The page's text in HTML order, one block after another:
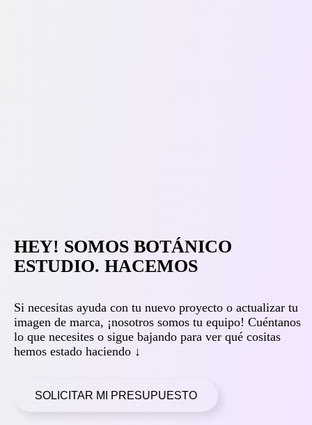
HEY! SOMOS BOTÁNICO
ESTUDIO. HACEMOS
Si necesitas ayuda con tu nuevo proyecto o actualizar tu
imagen de marca, ¡nosotros somos tu equipo! Cuéntanos
lo que necesites o sigue bajando para ver qué cositas
hemos estado haciendo ↓
SOLICITAR MI PRESUPUESTO